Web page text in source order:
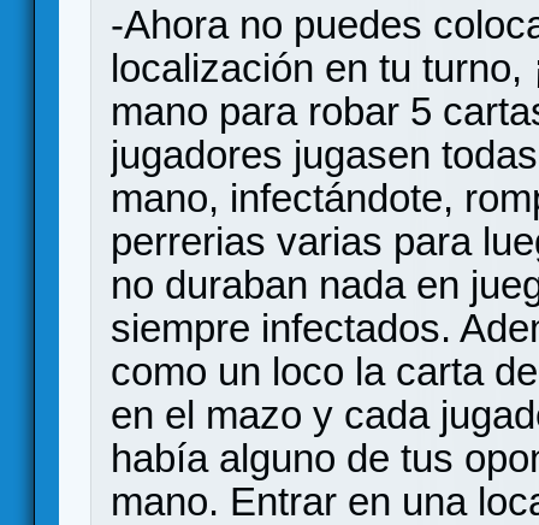
-Ahora no puedes
localización en tu turno,
mano para robar 5
jugadores jugasen
mano, infectándote,
perrerias varias para
no duraban nada en
siempre infectados.
como un loco la carta
en el mazo y cada
había alguno de tus
mano. Entrar en una